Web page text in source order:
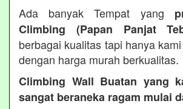
Ada banyak Tempat yang
Climbing (Papan Panjat
berbagai kualitas tapi hanya
dengan harga murah berkualitas.
Climbing Wall Buatan yang
sangat beraneka ragam mulai